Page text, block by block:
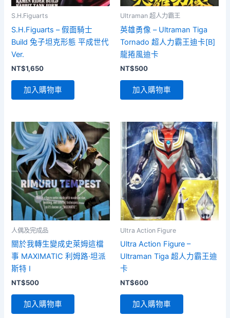
S.H.Figuarts
S.H.Figuarts – 假面騎士
Build 兔子坦克形態 平成世代
Ver.
NT$1,650
加入購物車
Ultraman 超人力霸王
英雄勇像 – Ultraman Tiga
Tornado 超人力霸王迪卡[B]
龍捲風迪卡
NT$500
加入購物車
人偶及完成品
關於我轉生變成史萊姆這檔
事 MAXIMATIC 利姆路·坦派
斯特 I
NT$500
加入購物車
Ultra Action Figure
Ultra Action Figure –
Ultraman Tiga 超人力霸王迪
卡
NT$600
加入購物車